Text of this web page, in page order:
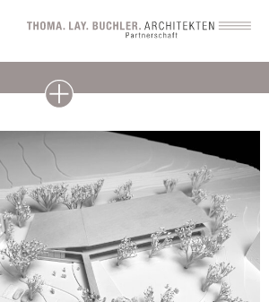
Kindertagesstätte Rück II,